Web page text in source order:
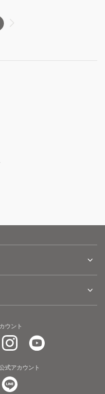
ウント
式アカウント